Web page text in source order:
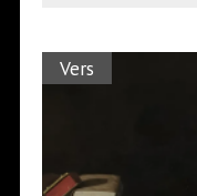
Vers